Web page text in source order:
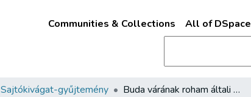
Communities & Collections All of DSpace
Sajtókivágat-gyűjtemény Buda várának roham általi bevétele